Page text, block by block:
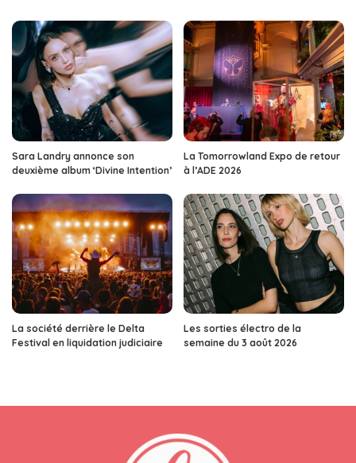
Sara Landry annonce son
deuxième album ‘Divine Intention’
La Tomorrowland Expo de retour
à l’ADE 2026
La société derrière le Delta
Festival en liquidation judiciaire
Les sorties électro de la
semaine du 3 août 2026